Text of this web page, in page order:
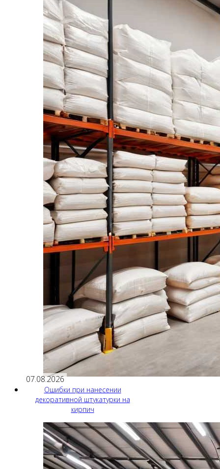
07.08.2026
Ошибки при нанесении
декоративной штукатурки на
кирпич